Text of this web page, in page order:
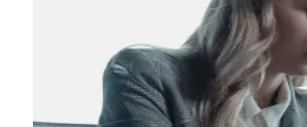
Vila BarrosVila Boa Vista
Vila
Vila Nossa Sra. da
Anuncie no Portal
Novo
Publicidade Legal